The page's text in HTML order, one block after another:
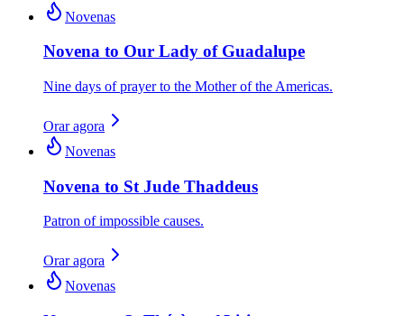
Novenas
Novena to Our Lady of Guadalupe
Nine days of prayer to the Mother of the Americas.
Orar agora
Novenas
Novena to St Jude Thaddeus
Patron of impossible causes.
Orar agora
Novenas